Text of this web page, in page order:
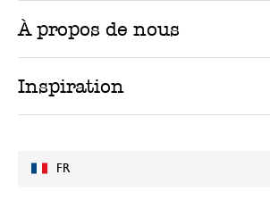
FR
À propos de nous
Inspiration